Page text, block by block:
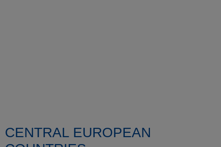
CENTRAL EUROPEAN